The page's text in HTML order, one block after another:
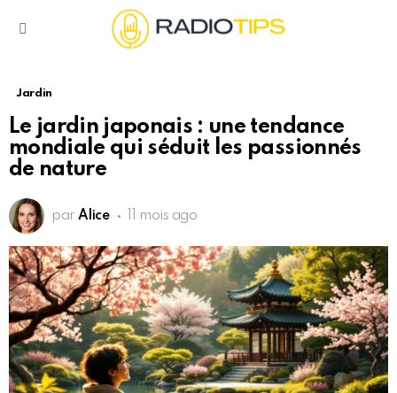
Jardin
Le jardin japonais : une tendance
mondiale qui séduit les passionnés
de nature
par Alice 11 mois ago